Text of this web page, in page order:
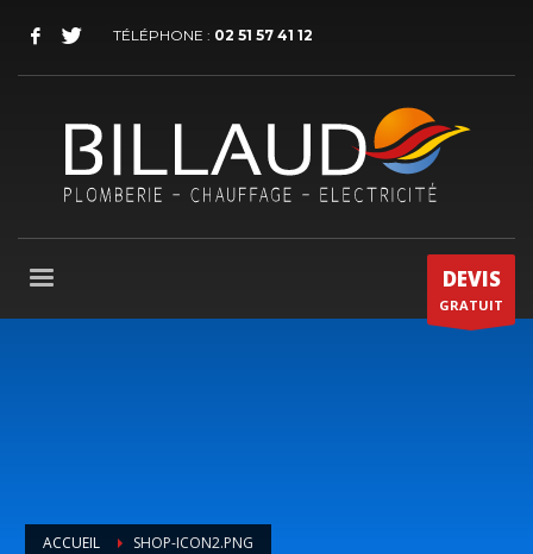
TÉLÉPHONE : 02 51 57 41 12
DEVIS
GRATUIT
ACCUEIL SHOP-ICON2.PNG